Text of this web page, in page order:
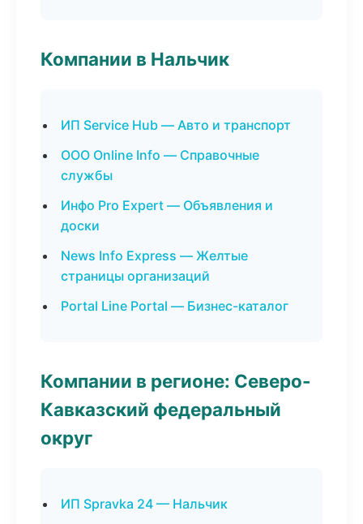
Компании в Нальчик
ИП Service Hub — Авто и транспорт
ООО Online Info — Справочные
службы
Инфо Pro Expert — Объявления и
доски
News Info Express — Желтые
страницы организаций
Portal Line Portal — Бизнес-каталог
Компании в регионе: Северо-
Кавказский федеральный
округ
ИП Spravka 24 — Нальчик